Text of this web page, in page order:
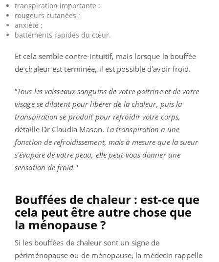
transpiration importante ;
rougeurs cutanées ;
anxiété ;
battements rapides du cœur.
Et cela semble contre-intuitif, mais lorsque la bouffée
de chaleur est terminée, il est possible d'avoir froid.
“Tous les vaisseaux sanguins de votre poitrine et de votre
visage se dilatent pour libérer de la chaleur, puis la
transpiration se produit pour refroidir votre corps,
détaille Dr Claudia Mason. La transpiration a une
fonction de refroidissement, mais à mesure que la sueur
s'évapore de votre peau, elle peut vous donner une
sensation de froid."
Bouffées de chaleur : est-ce que
cela peut être autre chose que
la ménopause ?
Si les bouffées de chaleur sont un signe de
périménopause ou de ménopause, la médecin rappelle